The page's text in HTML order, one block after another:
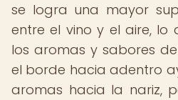
se logra una mayor
entre el vino y el aire,
los aromas y sabores
el borde hacia adentro
aromas hacia la nariz,